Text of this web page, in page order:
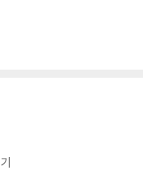
야기를 나누다 452